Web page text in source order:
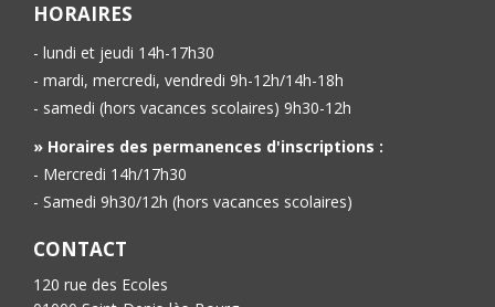
HORAIRES
- lundi et jeudi 14h-17h30
- mardi, mercredi, vendredi 9h-12h/14h-18h
- samedi (hors vacances scolaires) 9h30-12h
» Horaires des permanences d'inscriptions :
- Mercredi 14h/17h30
- Samedi 9h30/12h (hors vacances scolaires)
CONTACT
120 rue des Ecoles